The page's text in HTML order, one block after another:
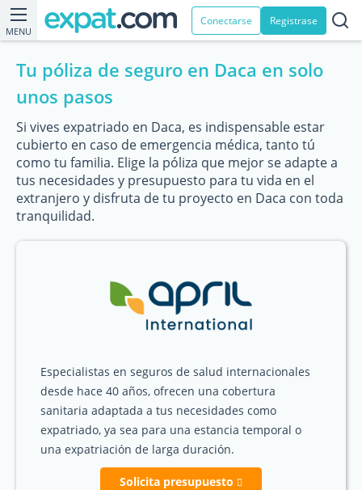
MENU
Conectarse Registrase
Tu póliza de seguro en Daca en solo
unos pasos
Si vives expatriado en Daca, es indispensable estar
cubierto en caso de emergencia médica, tanto tú
como tu familia. Elige la póliza que mejor se adapte a
tus necesidades y presupuesto para tu vida en el
extranjero y disfruta de tu proyecto en Daca con toda
tranquilidad.
Especialistas en seguros de salud internacionales
desde hace 40 años, ofrecen una cobertura
sanitaria adaptada a tus necesidades como
expatriado, ya sea para una estancia temporal o
una expatriación de larga duración.
Solicita presupuesto